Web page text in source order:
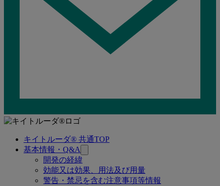
キイトルーダ® 共通TOP
基本情報・Q&A
開発の経緯
効能又は効果、用法及び用量
警告・禁忌を含む注意事項等情報